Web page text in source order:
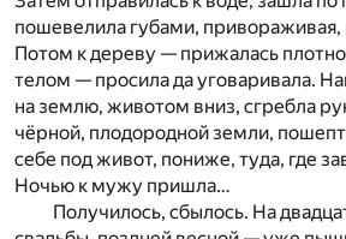
пошевелила губами, привораживая,
Потом к дереву — прижалась
телом — просила да уговаривала.
на землю, животом вниз, сгребла
чёрной, плодородной земли,
себе под живот, пониже, туда, где
Ночью к мужу пришла…
Получилось, сбылось. На